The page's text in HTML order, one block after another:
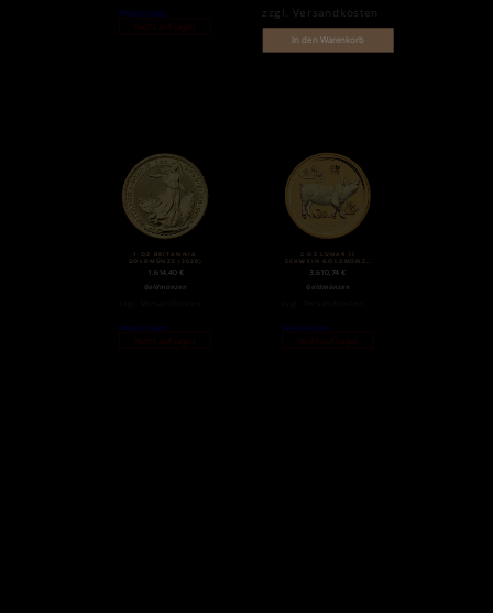
Weiterlesen
Nicht auf Lager
zzgl. Versandkosten
In den Warenkorb
1 OZ BRITANNIA
GOLDMÜNZE (2020)
1.614,40 €
Goldmünzen
Weiterlesen
Nicht auf Lager
2 OZ LUNAR II
SCHWEIN GOLDMÜNZE
3.610,74€
Goldmünzen
Weiterlesen
Nicht auf Lager